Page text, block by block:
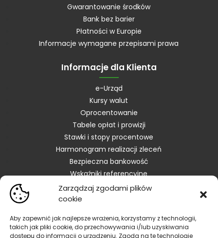
Zarządzaj zgodami plików
cookie
Aby zapewnić jak najlepsze wrażenia, korzystamy z technologii,
takich jak pliki cookie, do przechowywania i/lub uzyskiwania
dostępu do informacji o urządzeniu. Zgoda na te technologie
Gwarantowanie środków
Bank bez barier
Płatności w Europie
Informacje wymagane przepisami prawa
Informacje dla Klienta
e-Urząd
Kursy walut
Oprocentowanie
Tabele opłat i prowizji
Stawki i stopy procentowe
Harmonogram realizacji zleceń
Bezpieczna bankowość
Wskaźniki referencyjne
Skontaktuj się z Bankiem
Placówki